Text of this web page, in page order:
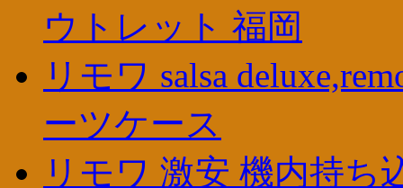
ウトレット 福岡
リモワ salsa
ーツケース
リモワ 激安 機内持ち